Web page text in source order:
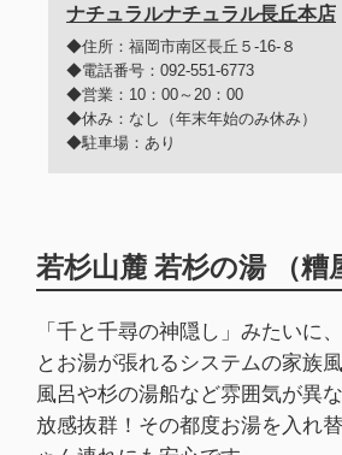
ナチュラルナチュラル長丘本店
◆住所：福岡市南区長丘５-16-８
◆電話番号：092-551-6773
◆営業：10：00～20：00
◆休み：なし（年末年始のみ休み）
◆駐車場：あり
若杉山麓 若杉の湯 （糟
「千と千尋の神隠し」みたいに
とお湯が張れるシステムの家族
風呂や杉の湯船など雰囲気が異
放感抜群！その都度お湯を入れ